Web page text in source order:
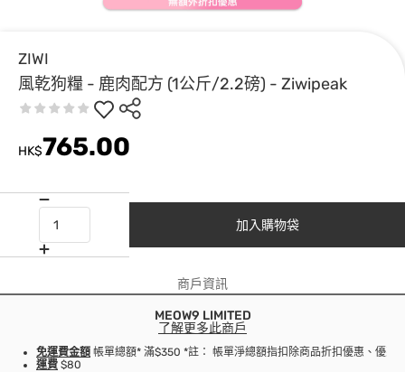
ZIWI
風乾狗糧 - 鹿肉配方 (1公斤/2.2磅) - Ziwipeak
HK$765.00
加入購物袋
商戶資訊
MEOW9 LIMITED
了解更多此商戶
免運費金額 帳單總額* 滿$350 *註： 帳單淨總額指扣除商品折扣優惠、優惠
運費 $80